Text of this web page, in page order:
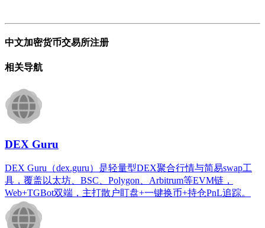
中文加密货币交易所注册
相关导航
DEX Guru
DEX Guru（dex.guru）是轻量型DEX聚合行情与简易swap工
具，覆盖以太坊、BSC、Polygon、Arbitrum等EVM链，
Web+TGBot双端，主打散户盯盘+一键换币+持仓PnL追踪。